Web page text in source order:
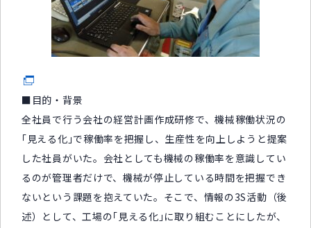
■目的・背景
全社員で行う会社の経営計画作成研修で、機械稼働状況の
｢見える化｣で稼働率を把握し、生産性を向上しようと提案
した社員がいた。会社としても機械の稼働率を意識してい
るのが管理者だけで、機械が停止している時間を把握でき
ないという課題を抱えていた。そこで、情報の3S活動（後
述）として、工場の｢見える化｣に取り組むことにしたが、